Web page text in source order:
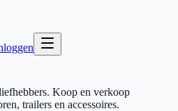
Koop en verkoop
trailers en accessoires.